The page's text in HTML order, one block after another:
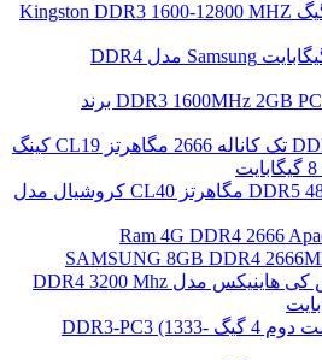
رم لپ تاپ 4 گیگ Kingston DDR3 1600-12800 MHZ
رم لپ تاپ 4 گیگابایت Samsung مدل DDR4
رم لپ تاپ DDR3 1600MHz 2GB PC3L برند
رم لپ تاپ DDR4 تک کاناله 2666 مگاهرتز CL19 کینگ
رم لپ تاپ DDR5 4800 مگاهرتز CL40 کروشیال مدل
رم لپ تاپ اس کی هاینیکس مدل DDR4 3200 Mhz
رم لپ تاپ دست دوم 4 گیگ DDR3-PC3 (1333-